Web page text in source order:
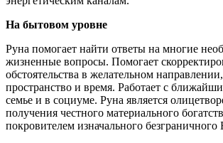
На бытовом уровне
Руна помогает найти ответы на многие
жизненные вопросы. Помогает
обстоятельства в желательном
пространство и время. Работает с
семье и в социуме. Руна является
получения честного материального
покровителем изначального безграничного